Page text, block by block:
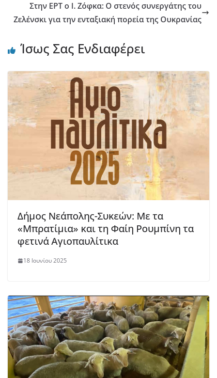
Στην ΕΡΤ ο Ι. Ζόφκα: Ο στενός συνεργάτης του
Ζελένσκι για την ενταξιακή πορεία της Ουκρανίας
Ίσως Σας Ενδιαφέρει
Δήμος Νεάπολης-Συκεών: Με τα
«Μπρατίμια» και τη Φαίη Ρουμπίνη τα
φετινά Αγιοπαυλίτικα
18 Ιουνίου 2025